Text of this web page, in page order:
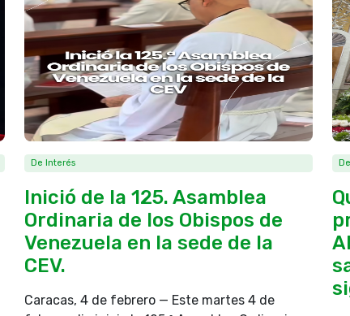
De Interés
Inició de la 125. Asamblea
Ordinaria de los Obispos de
Venezuela en la sede de la
CEV.
Caracas, 4 de febrero — Este martes 4 de